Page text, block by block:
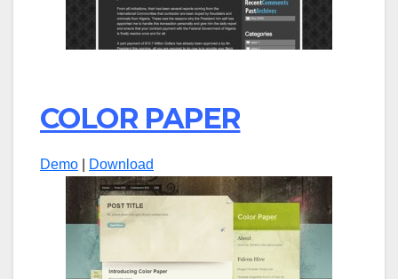
COLOR PAPER
Demo Download